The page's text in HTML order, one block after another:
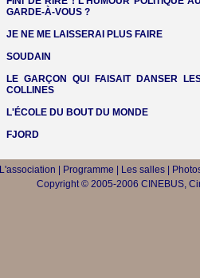
GARDE-À-VOUS ?
JE NE ME LAISSERAI PLUS FAIRE
SOUDAIN
LE GARÇON QUI FAISAIT DANSER
COLLINES
L'ÉCOLE DU BOUT DU MONDE
FJORD
L'association Programme Les salles|
Copyright © 2005-2006 CINEBUS,